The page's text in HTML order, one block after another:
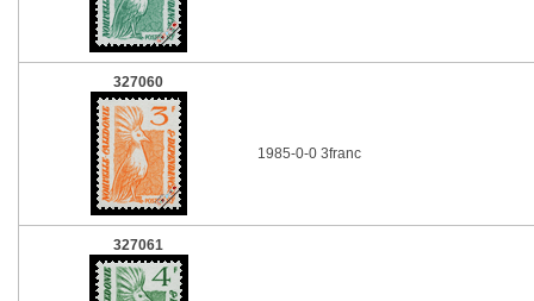
327060
1985-0-0 3franc
327061